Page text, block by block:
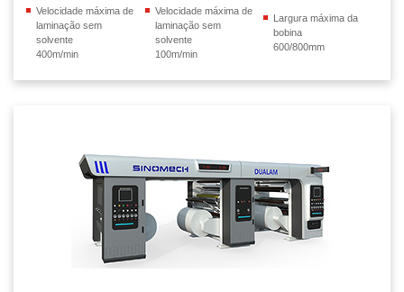
Velocidade máxima de
laminação sem
solvente
400m/min
Velocidade máxima de
laminação sem
solvente
100m/min
Largura máxima da
bobina
600/800mm